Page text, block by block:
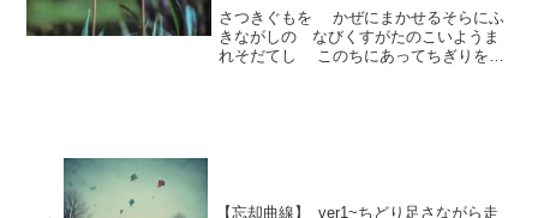
いよ うまれそだてし このちにあ
って ちぎりをむすんで むすば
れん
さつきぐもを かぜにまかせるそらにふ
きながしの なびくすがたのこいようま
れそだてし このちにあってちぎりをむ
【忘却曲線】_ver1~ちどり足さながら走